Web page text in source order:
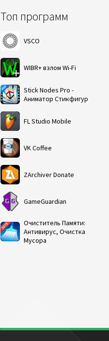
Топ программ
VSCO
WIBR+ взлом Wi-Fi
Stick Nodes Pro -
Аниматор Стикфигур
FL Studio Mobile
VK Coffee
ZArchiver Donate
GameGuardian
Очиститель Памяти:
Антивирус, Очистка
Мусора